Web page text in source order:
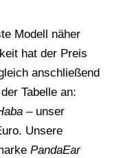
Modell näher
hat der Preis
anschließend
Tabelle an:
– unser
Unsere
PandaEar